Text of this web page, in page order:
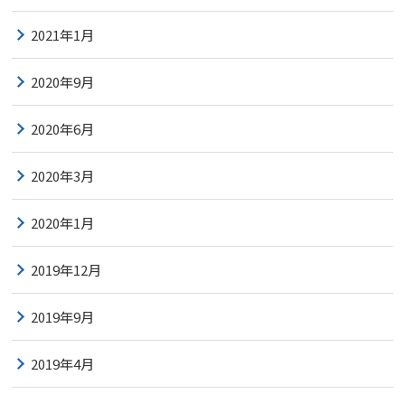
2021年1月
2020年9月
2020年6月
2020年3月
2020年1月
2019年12月
2019年9月
2019年4月